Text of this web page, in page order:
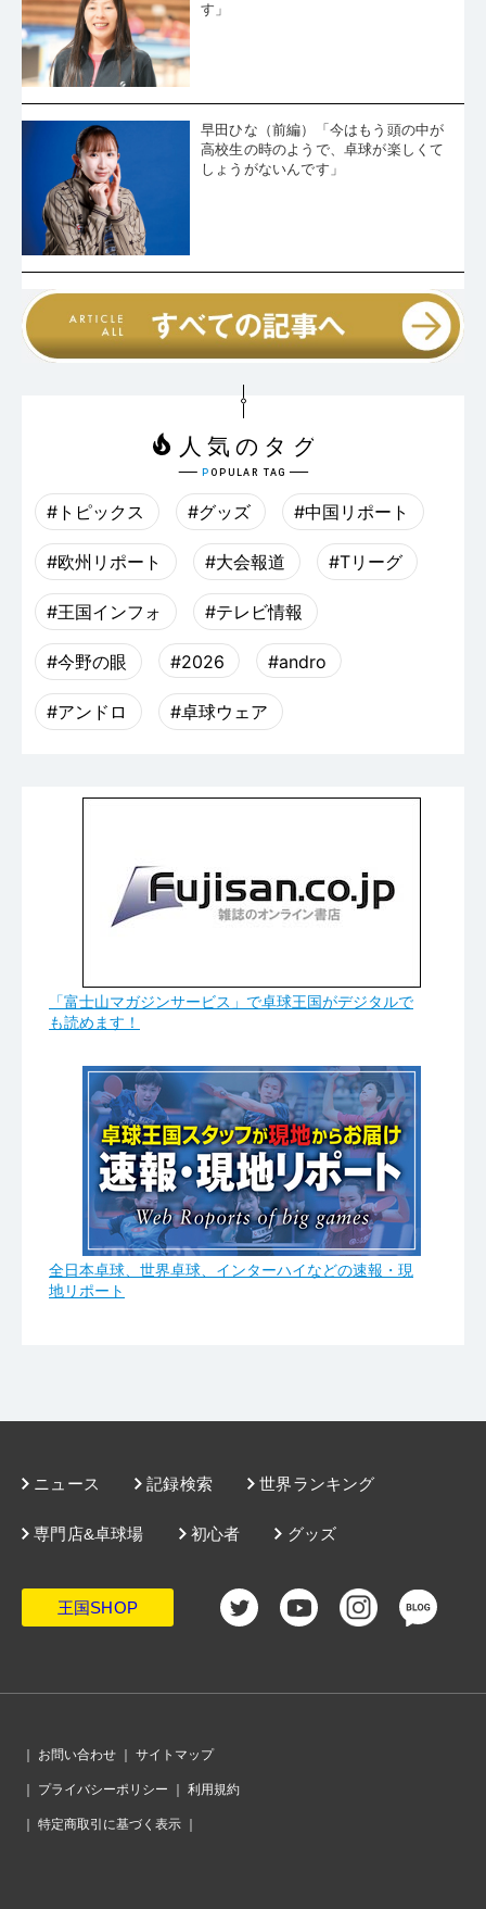
す」
早田ひな（前編）「今はもう頭の中が
高校生の時のようで、卓球が楽しくて
しょうがないんです」
#トピックス #グッズ #中国リポート
#欧州リポート #大会報道 #Tリーグ
#王国インフォ #テレビ情報
#今野の眼 #2026 #andro
#アンドロ #卓球ウェア
「富士山マガジンサービス」で卓球王国がデジタルで
も読めます！
全日本卓球、世界卓球、インターハイなどの速報・現
地リポート
ニュース 記録検索 世界ランキング
グッズ
専門店&卓球場 初心者
王国SHOP
｜ お問い合わせ ｜ サイトマップ
｜ プライバシーポリシー ｜ 利用規約
｜ 特定商取引に基づく表示 ｜